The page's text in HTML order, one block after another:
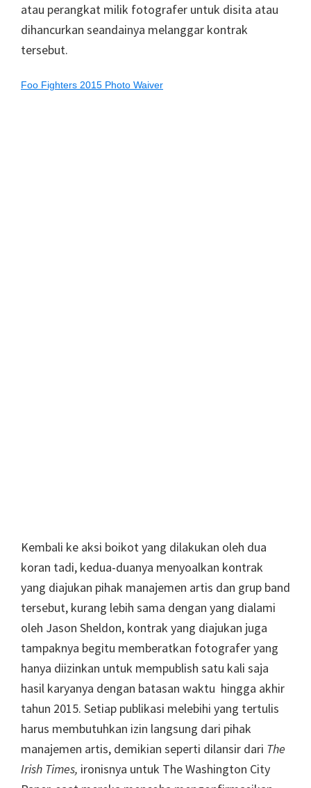
atau perangkat milik fotografer untuk disita atau
dihancurkan seandainya melanggar kontrak
tersebut.
Foo Fighters 2015 Photo Waiver
Kembali ke aksi boikot yang dilakukan oleh dua
koran tadi, kedua-duanya menyoalkan kontrak
yang diajukan pihak manajemen artis dan grup band
tersebut, kurang lebih sama dengan yang dialami
oleh Jason Sheldon, kontrak yang diajukan juga
tampaknya begitu memberatkan fotografer yang
hanya diizinkan untuk mempublish satu kali saja
hasil karyanya dengan batasan waktu hingga akhir
tahun 2015. Setiap publikasi melebihi yang tertulis
harus membutuhkan izin langsung dari pihak
manajemen artis, demikian seperti dilansir dari The
Irish Times, ironisnya untuk The Washington City